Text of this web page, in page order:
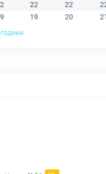
22 22
19 20